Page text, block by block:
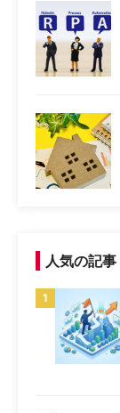
人気の記事